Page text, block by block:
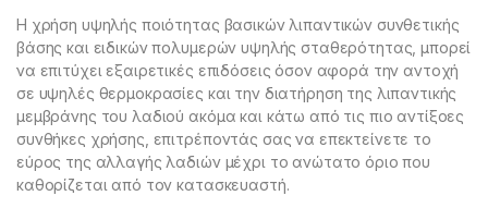
Η χρήση υψηλής ποιότητας βασικών λιπαντικών συνθετικής
βάσης και ειδικών πολυμερών υψηλής σταθερότητας, μπορεί
να επιτύχει εξαιρετικές επιδόσεις όσον αφορά την αντοχή
σε υψηλές θερμοκρασίες και την διατήρηση της λιπαντικής
μεμβράνης του λαδιού ακόμα και κάτω από τις πιο αντίξοες
συνθήκες χρήσης, επιτρέποντάς σας να επεκτείνετε το
εύρος της αλλαγής λαδιών μέχρι το ανώτατο όριο που
καθορίζεται από τον κατασκευαστή.